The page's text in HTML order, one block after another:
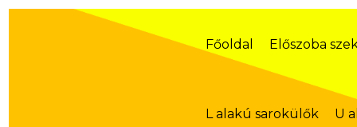
Skip
Főoldal Előszoba
L alakú sarokülők U